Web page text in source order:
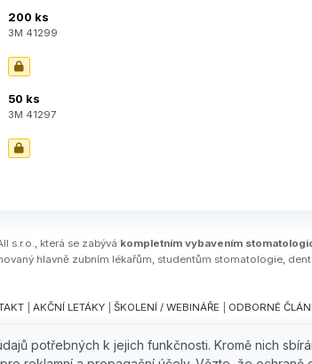
200 ks
3M 41299
50 ks
3M 41297
s.r.o., která se zabývá kompletním vybavením
hlavně zubním lékařům, studentům stomatologie,
AKČNÍ LETÁKY ŠKOLENÍ / WEBINÁŘE ODBORNÉ
Praha 5, e-mail: obchod@dentall.cz
potřebných k jejich funkčnosti. Kromě nich